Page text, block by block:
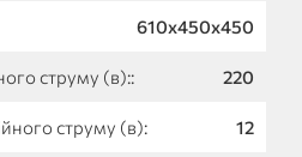
610х450х450
струму (в):: 220
струму (в): 12